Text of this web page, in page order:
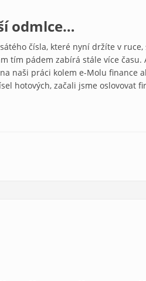
odmlce…
čísla, které nyní držíte v
tím pádem zabírá stále více
naši práci kolem e-Molu
hotových, začali jsme oslovovat